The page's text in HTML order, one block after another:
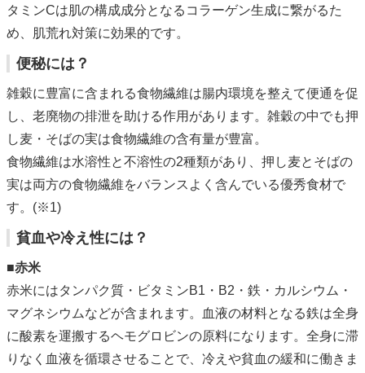
タミンCは肌の構成成分となるコラーゲン生成に繋がるた
め、肌荒れ対策に効果的です。
便秘には？
雑穀に豊富に含まれる食物繊維は腸内環境を整えて便通を促
し、老廃物の排泄を助ける作用があります。雑穀の中でも押
し麦・そばの実は食物繊維の含有量が豊富。
食物繊維は水溶性と不溶性の2種類があり、押し麦とそばの
実は両方の食物繊維をバランスよく含んでいる優秀食材で
す。(※1)
貧血や冷え性には？
■赤米
赤米にはタンパク質・ビタミンB1・B2・鉄・カルシウム・
マグネシウムなどが含まれます。血液の材料となる鉄は全身
に酸素を運搬するヘモグロビンの原料になります。全身に滞
りなく血液を循環させることで、冷えや貧血の緩和に働きま